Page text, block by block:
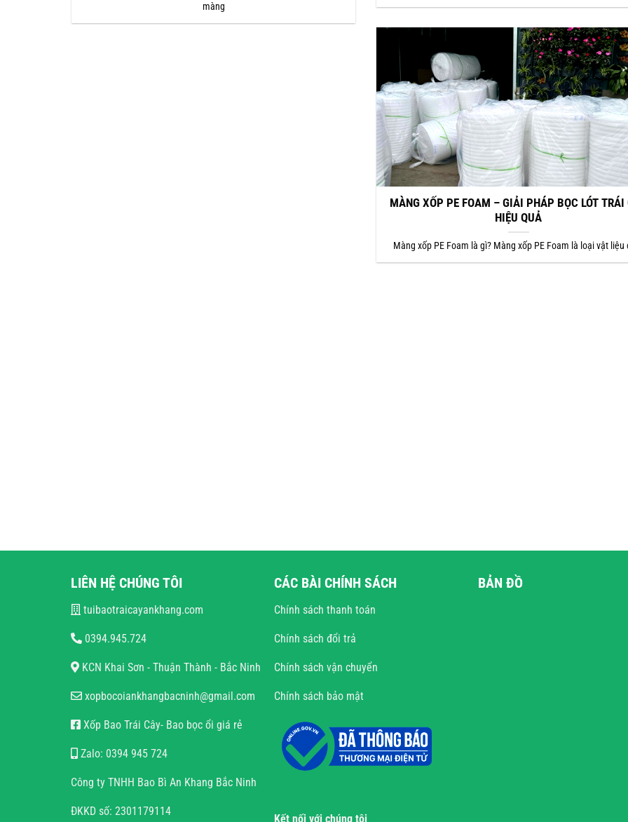
màng
MÀNG XỐP PE FOAM – GIẢI PHÁP BỌC LÓT TRÁI
HIỆU QUẢ
Màng xốp PE Foam là gì? Màng xốp PE Foam là loại vật liệu
LIÊN HỆ CHÚNG TÔI
tuibaotraicayankhang.com
0394.945.724
KCN Khai Sơn - Thuận Thành - Bắc Ninh
xopbocoiankhangbacninh@gmail.com
Xốp Bao Trái Cây- Bao bọc ổi giá rẻ
Zalo: 0394 945 724
Công ty TNHH Bao Bì An Khang Bắc Ninh
ĐKKD số: 2301179114
CÁC BÀI CHÍNH SÁCH
Chính sách thanh toán
Chính sách đổi trả
Chính sách vận chuyển
Chính sách bảo mật
Kết nối với chúng tôi
BẢN ĐỒ